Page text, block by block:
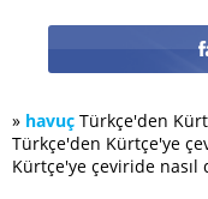
» havuç Türkçe'den
Türkçe'den Kürtçe'ye
Kürtçe'ye çeviride nasıl